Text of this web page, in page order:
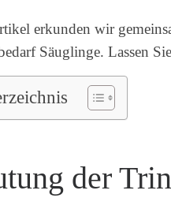
erkunden wir
Säuglinge. Lassen
der